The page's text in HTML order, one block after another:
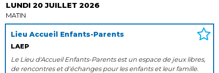
Lieu Accueil Enfants-Parents
LAEP
LUNDI 20 JUILLET 2026
MATIN
Le Lieu d'Accueil Enfants-Parents est un espace de jeux libres,
de rencontres et d'échanges pour les enfants et leur famille.